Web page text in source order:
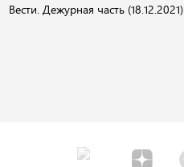
Вести. Дежурная часть (18.12.2021)